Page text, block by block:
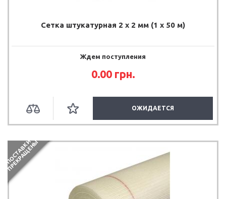
Сетка штукатурная 2 х 2 мм (1 х 50 м)
Ждем поступления
0.00 грн.
ОЖИДАЕТСЯ
П
О
С
Т
А
В
К
И
П
Р
Е
К
Р
А
Щ
Е
Н
Ы